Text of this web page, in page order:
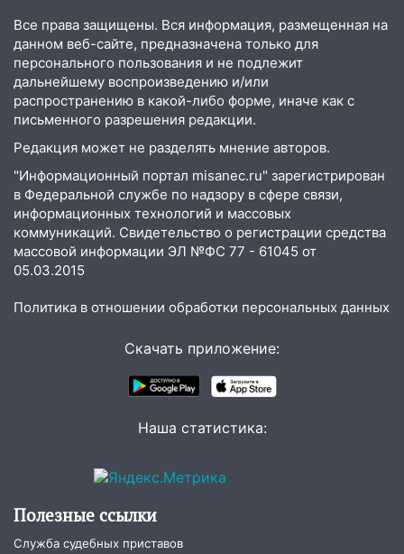
Ульяновске образовалось «море»
12:57 В Ульяновской области ожидается
крупный град
12:11 Где есть бензин в Ульяновске 9
11:55 Соцсети: светофор упал на
машину во время сильного ливня в
Ульяновске
11:00 В Ульяновской области люди в
СНТ сидят без света
Прокуратура подвела итоги
недели в Ульяновской области
Из-за ливня заблокировано
движение трамваев в Ульяновске
Ураган, изнасилование ребенка,
автоподставы и атака беспилотников:
Ульяновской области
трамвайную и троллейбусную
инфраструктуру после шторма
Все права защищены. Вся информация, размещенная на
данном веб-сайте, предназначена только для
персонального пользования и не подлежит
дальнейшему воспроизведению и/или
распространению в какой-либо форме, иначе как с
письменного разрешения редакции.
Редакция может не разделять мнение авторов.
"Информационный портал misanec.ru" зарегистрирован
в Федеральной службе по надзору в сфере связи,
информационных технологий и массовых
коммуникаций. Свидетельство о регистрации средства
массовой информации ЭЛ №ФС 77 - 61045 от
05.03.2015
Политика в отношении обработки персональных данных
Скачать приложение:
Наша статистика:
Полезные ссылки
Служба судебных приставов